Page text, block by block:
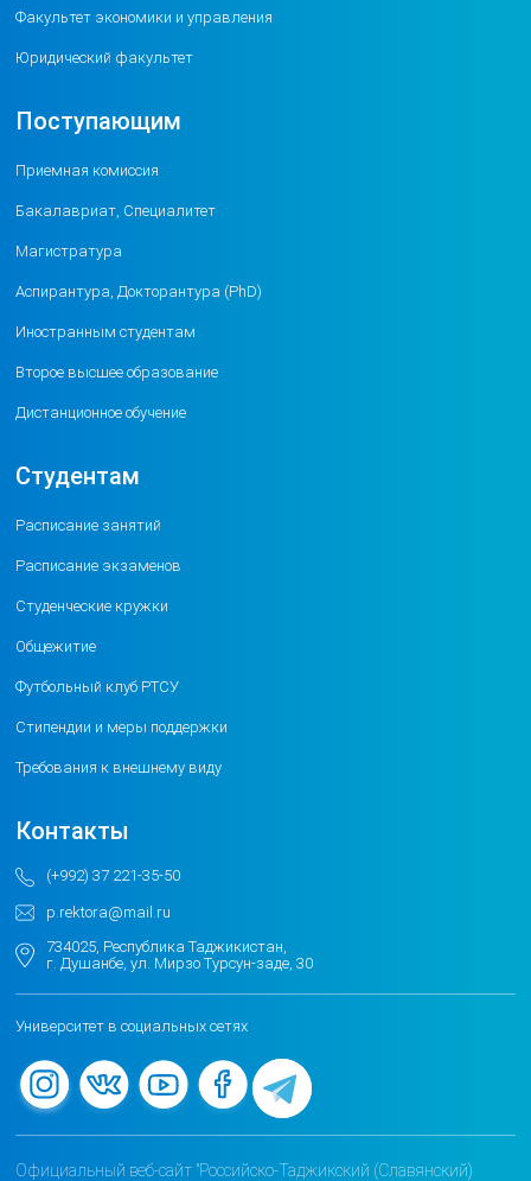
Факультет экономики и управления
Юридический факультет
Поступающим
Приемная комиссия
Бакалавриат, Специалитет
Магистратура
Аспирантура, Докторантура (PhD)
Иностранным студентам
Второе высшее образование
Дистанционное обучение
Студентам
Расписание занятий
Расписание экзаменов
Студенческие кружки
Общежитие
Футбольный клуб РТСУ
Стипендии и меры поддержки
Требования к внешнему виду
Контакты
(+992) 37 221-35-50
p.rektora@mail.ru
734025, Республика Таджикистан,
г. Душанбе, ул. Мирзо Турсун-заде, 30
Университет в социальных сетях
Официальный веб-сайт "Российско-Таджикский (Славянский)